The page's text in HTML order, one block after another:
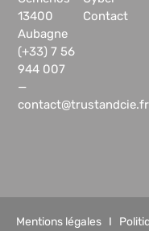
Contact
13400
Aubagne
(+33) 7 56
944 007
—
contact@trustandcie.fr
Mentions légales I